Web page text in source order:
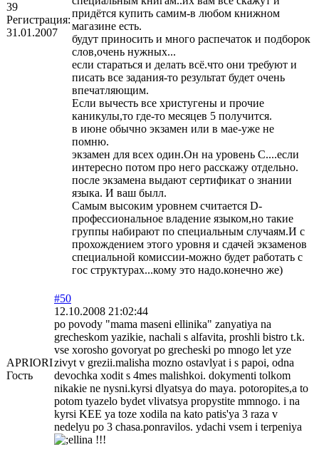
39
Регистрация:
31.01.2007
придётся купить самим-в любом книжном
магазине есть.
будут приносить и много распечаток и подборок
слов,очень нужных...
если стараться и делать всё.что они требуют и
писать все задания-то результат будет очень
впечатляющим.
Если вычесть все христугены и прочие
каникулы,то где-то месяцев 5 получится.
в июне обычно экзамен или в мае-уже не
помню.
экзамен для всех один.Он на уровень С....если
интересно потом про него расскажу отдельно.
после экзамена выдают сертификат о знании
языка. И ваш былл.
Самым высоким уровнем считается D-
профессиональное владение языком,но такие
группы набирают по специальным случаям.И с
прохождением этого уровня и сдачей экзаменов
специальной комиссии-можно будет работать с
гос структурах...кому это надо.конечно же)
APRIORI
Гость
#50
12.10.2008 21:02:44
po povody "mama maseni ellinika" zanyatiya na
grecheskom yazikie, nachali s alfavita, proshli bistro t.k.
vse xorosho govoryat po grecheski po mnogo let yze
zivyt v grezii.malisha mozno ostavlyat i s papoi, odna
devochka xodit s 4mes malishkoi. dokymenti tolkom
nikakie ne nysni.kyrsi dlyatsya do maya. potoropites,a to
potom tyazelo bydet vlivatsya propystite mmnogo. i na
kyrsi KEE ya toze xodila na kato patis'ya 3 raza v
nedelyu po 3 chasa.ponravilos. ydachi vsem i terpeniya
!!!